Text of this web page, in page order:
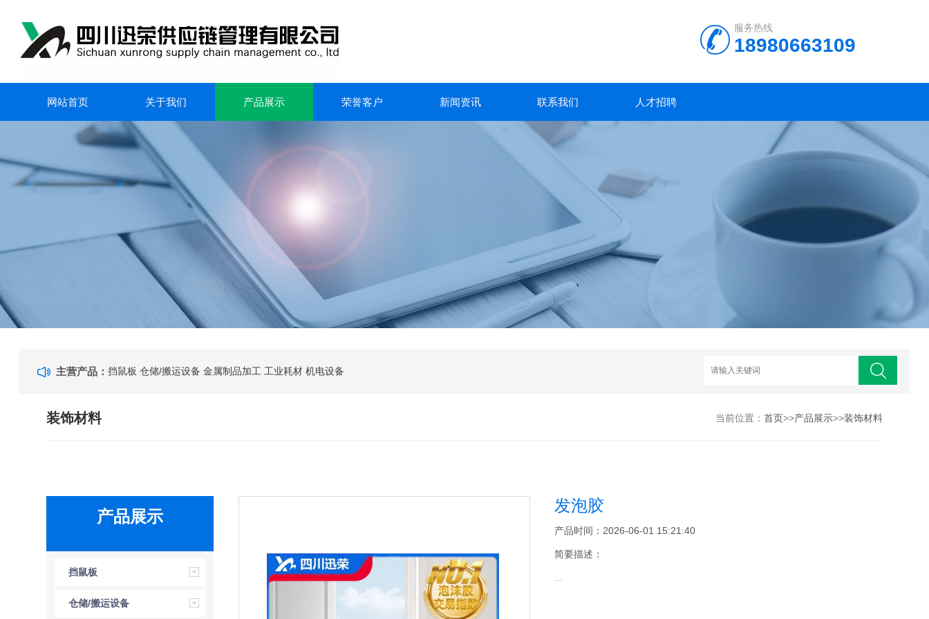
服务热线
18980663109
网站首页 关于我们 产品展示 荣誉客户 新闻资讯 联系我们 人才招聘
主营产品：挡鼠板 仓储/搬运设备 金属制品加工 工业耗材 机电设备
装饰材料 当前位置： 首页>>产品展示>>装饰材料
产品展示
挡鼠板
仓储/搬运设备
发泡胶
产品时间：2026-06-01 15:21:40
简要描述：